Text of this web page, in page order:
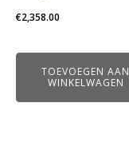
€2,358.00
TOEVOEGEN AAN
WINKELWAGEN